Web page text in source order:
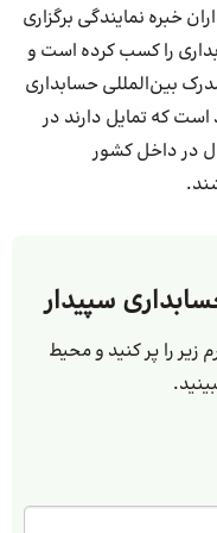
خبره نمایندگی برگزاری
را کسب کرده است و
بین‌المللی حسابداری
که تمایل دارند در
در داخل کشور
سپیدار
زیر را پر کنید و محیط